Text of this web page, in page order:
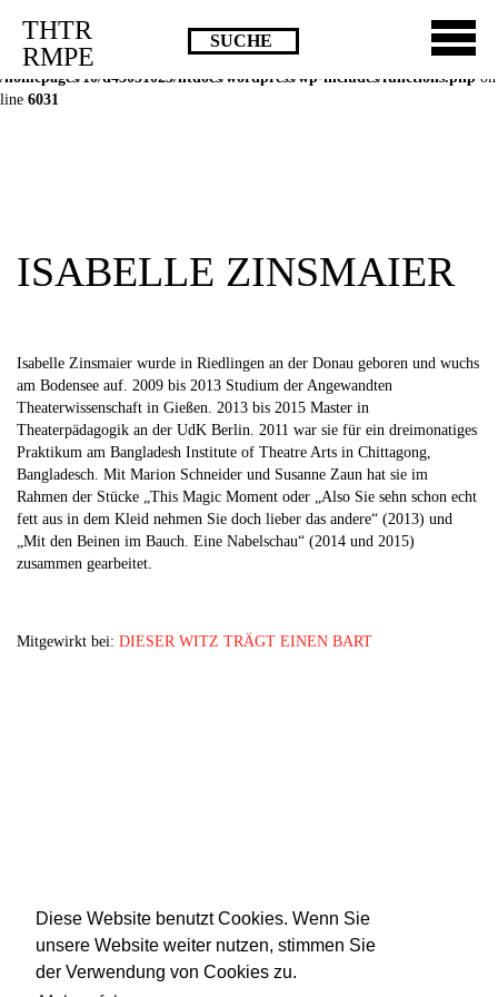
Diese Website benutzt Cookies. Wenn Sie
unsere Website weiter nutzen, stimmen Sie
der Verwendung von Cookies zu.
Deprecated
: Die Funktion post_permalink ist seit Version 4.4.0 veraltet!
Verwende stattdessen get_permalink(). in
/homepages/10/d43051023/htdocs/wordpress/wp-includes/functions.php on
line 6031
THTR
RMPE
ISABELLE ZINSMAIER
Isabelle Zinsmaier wurde in Riedlingen an der Donau geboren und wuchs
am Bodensee auf. 2009 bis 2013 Studium der Angewandten
Theaterwissenschaft in Gießen. 2013 bis 2015 Master in
Theaterpädagogik an der UdK Berlin. 2011 war sie für ein dreimonatiges
Praktikum am Bangladesh Institute of Theatre Arts in Chittagong,
Bangladesch. Mit Marion Schneider und Susanne Zaun hat sie im
Rahmen der Stücke „This Magic Moment oder „Also Sie sehn schon echt
fett aus in dem Kleid nehmen Sie doch lieber das andere“ (2013) und
„Mit den Beinen im Bauch. Eine Nabelschau“ (2014 und 2015)
zusammen gearbeitet.
Mitgewirkt bei: DIESER WITZ TRÄGT EINEN BART